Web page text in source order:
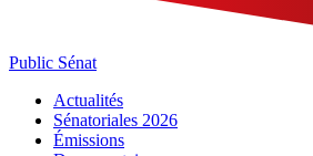
Public Sénat
Actualités
Sénatoriales 2026
Émissions